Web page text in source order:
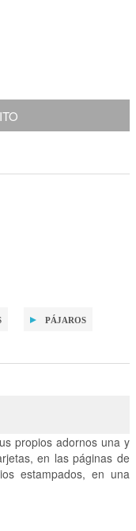
PÁJAROS
propios adornos una y
en las páginas de
estampados, en una